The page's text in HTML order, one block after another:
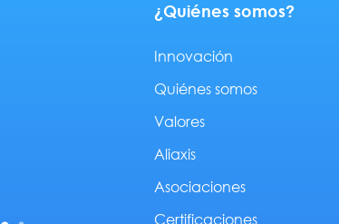
¿Quiénes somos?
Innovación
Quiénes somos
Valores
Aliaxis
Asociaciones
Certificaciones